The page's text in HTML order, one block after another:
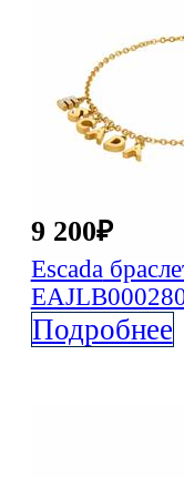
9 200₽
Escada
Подробнее